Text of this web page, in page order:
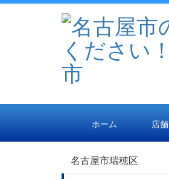
ホーム 店
名古屋市瑞穂区